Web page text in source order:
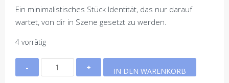
Ein minimalistisches Stück Identität, das nur darauf
wartet, von dir in Szene gesetzt zu werden.
4 vorrätig
Schlüsselanhänger
mit
IN DEN WARENKORB